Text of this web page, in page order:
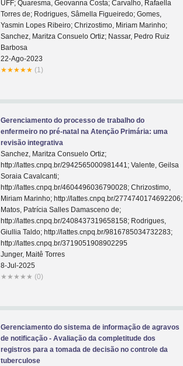
UFF; Quaresma, Geovanna Costa; Carvalho, Rafaella
Torres de; Rodrigues, Sâmella Figueiredo; Gomes,
Yasmin Lopes Ribeiro; Chrizostimo, Miriam Marinho;
Sanchez, Maritza Consuelo Ortiz; Nassar, Pedro Ruiz
Barbosa
22-Ago-2023
★★★★★ (1)
Gerenciamento do processo de trabalho do
enfermeiro no pré-natal na Atenção Primária: uma
revisão integrativa
Sanchez, Maritza Consuelo Ortiz;
http://lattes.cnpq.br/2942565000981441; Valente, Geilsa
Soraia Cavalcanti;
http://lattes.cnpq.br/4604496036790028; Chrizostimo,
Miriam Marinho; http://lattes.cnpq.br/2774740174692206;
Matos, Patrícia Salles Damasceno de;
http://lattes.cnpq.br/2408437319658158; Rodrigues,
Giullia Taldo; http://lattes.cnpq.br/9816785034732283;
http://lattes.cnpq.br/3719051908902295
Junger, Maitê Torres
8-Jul-2025
★ ★ ★ ★ ★ (0)
Gerenciamento do sistema de informação de agravos
de notificação - Avaliação da completitude dos
registros para a tomada de decisão no controle da
tuberculose